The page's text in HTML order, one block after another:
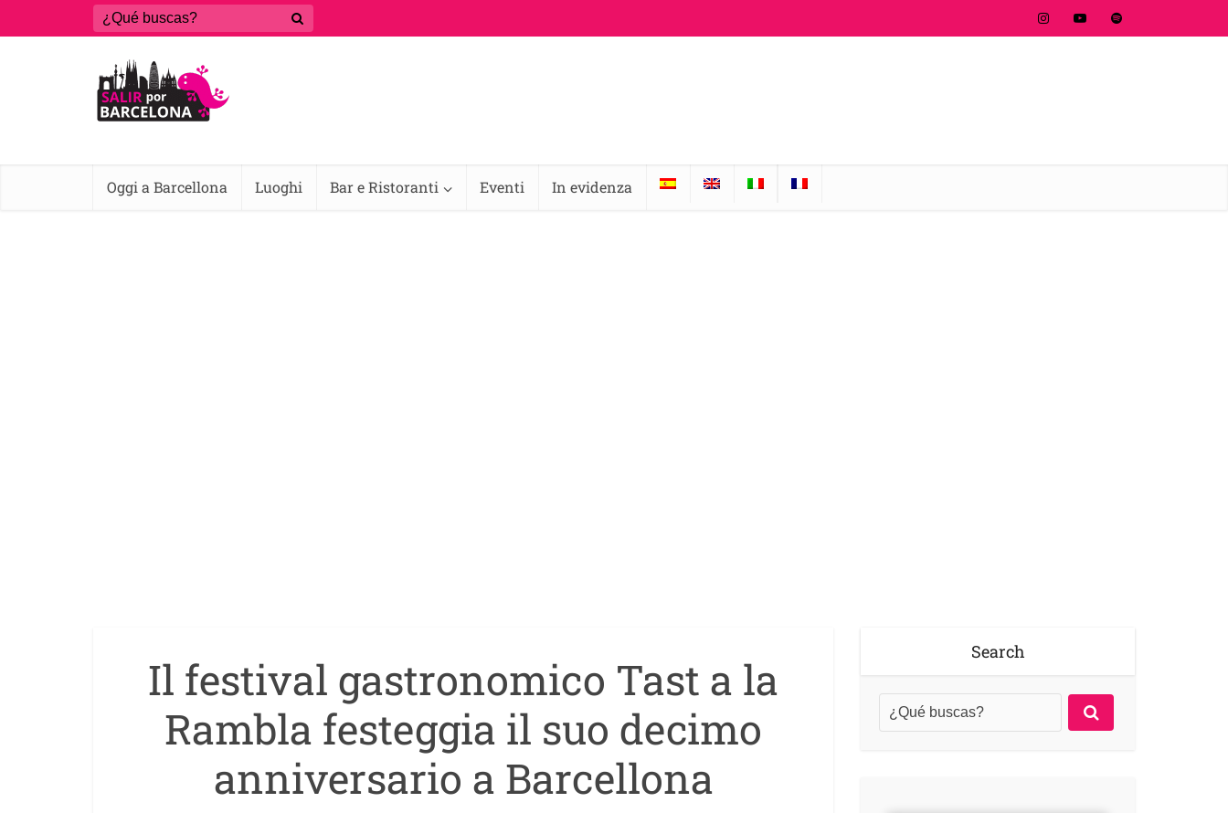
Oggi a Barcellona Luoghi Bar e Ristoranti Eventi In evidenza
Il festival gastronomico Tast a la
Rambla festeggia il suo decimo
anniversario a Barcellona
Search